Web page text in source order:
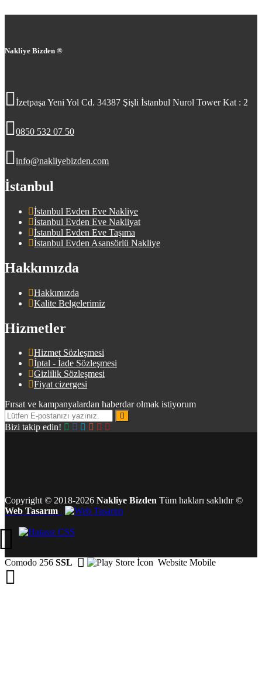
Nakliye Bizden ®
İzetpaşa Yeni Yol Cd. 34387 Şişli İstanbul Nurol Tower Kat : 2
0850 532 07 50
info@nakliyebizden.com
İstanbul
İstanbul Evden Eve Nakliye
İstanbul Evden Eve Nakliyat
İstanbul Evden Eve Taşıma
İstanbul Evden Asansörlü Nakliye
Hakkımızda
Hakkımızda
Kalite Belgelerimiz
Hizmetler
Hizmet Sözleşmesi
İptal - İade Sözleşmesi
Gizlilik Sözleşmesi
Fiyat cizergesi
Fırsat ve kampanyalardan haberdar olmak istiyorum
Bizi takip edin!
Copyright © 2018-2026 Nakliye Bizden Tüm hakları saklıdır ©
Web Tasarım
Comodo 256 SSL Website Mobile